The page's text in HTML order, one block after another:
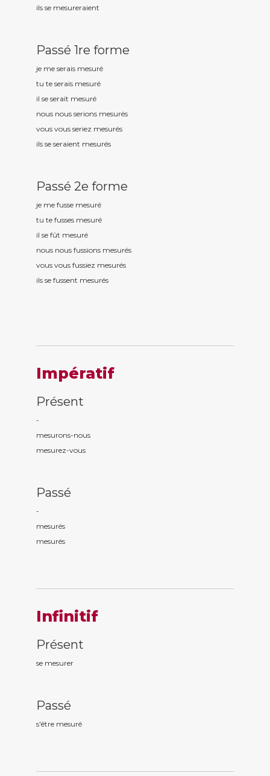
ils se mesureraient
Passé 1re forme
je me serais mesuré
tu te serais mesuré
il se serait mesuré
nous nous serions mesurés
vous vous seriez mesurés
ils se seraient mesurés
Passé 2e forme
je me fusse mesuré
tu te fusses mesuré
il se fût mesuré
nous nous fussions mesurés
vous vous fussiez mesurés
ils se fussent mesurés
Impératif
Présent
-
mesurons-nous
mesurez-vous
Passé
-
mesurés
mesurés
Infinitif
Présent
se mesurer
Passé
s'être mesuré